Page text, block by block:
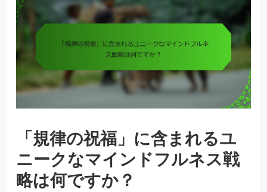
「規律の祝福」に含まれるユ
ニークなマインドフルネス戦
略は何ですか？